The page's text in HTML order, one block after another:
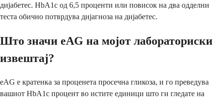
дијабетес. HbA1c од 6,5 проценти или повисок на два одделни
теста обично потврдува дијагноза на дијабетес.
Што значи eAG на мојот лабораториски
извештај?
eAG е кратенка за проценета просечна гликоза, и го преведува
вашиот HbA1c процент во истите единици што ги гледате на